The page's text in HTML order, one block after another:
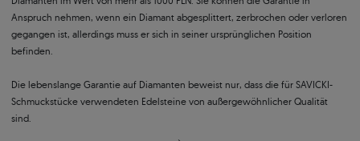
Anspruch nehmen, wenn ein Diamant abgesplittert, zerbrochen oder verloren
gegangen ist, allerdings muss er sich in seiner ursprünglichen Position
befinden.
Die lebenslange Garantie auf Diamanten beweist nur, dass die für SAVICKI-
Schmuckstücke verwendeten Edelsteine von außergewöhnlicher Qualität
sind.